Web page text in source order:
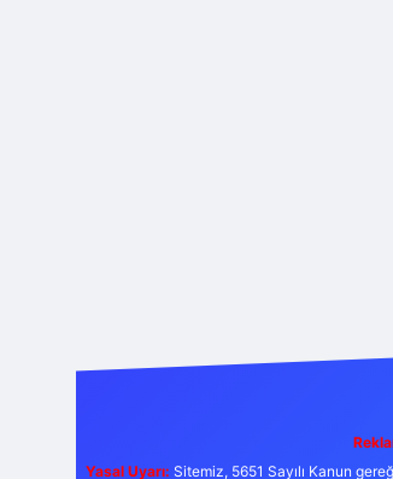
Yasal Uyarı: Sitemiz, 5651 Sayılı Kanun